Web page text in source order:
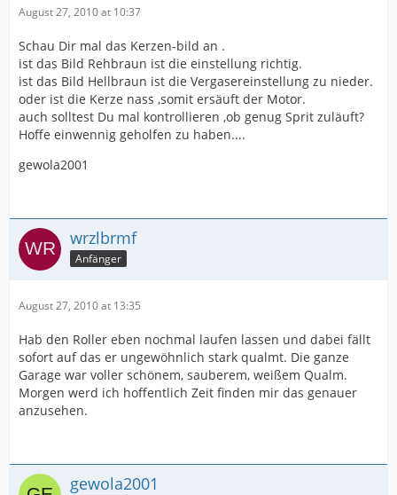
August 27, 2010 at 10:37
Schau Dir mal das Kerzen-bild an .
ist das Bild Rehbraun ist die einstellung richtig.
ist das Bild Hellbraun ist die Vergasereinstellung zu nieder.
oder ist die Kerze nass ,somit ersäuft der Motor.
auch solltest Du mal kontrollieren ,ob genug Sprit zuläuft?
Hoffe einwennig geholfen zu haben....
gewola2001
wrzlbrmf
Anfänger
August 27, 2010 at 13:35
Hab den Roller eben nochmal laufen lassen und dabei fällt
sofort auf das er ungewöhnlich stark qualmt. Die ganze
Garage war voller schönem, sauberem, weißem Qualm.
Morgen werd ich hoffentlich Zeit finden mir das genauer
anzusehen.
gewola2001